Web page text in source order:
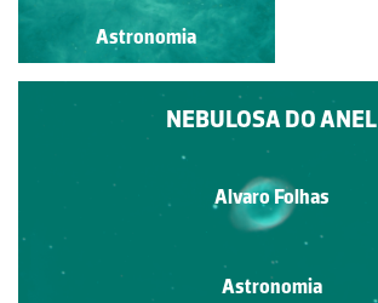
Astronomia
Astronomia
NEBULOSA DO ANEL
Alvaro Folhas
Astronomia